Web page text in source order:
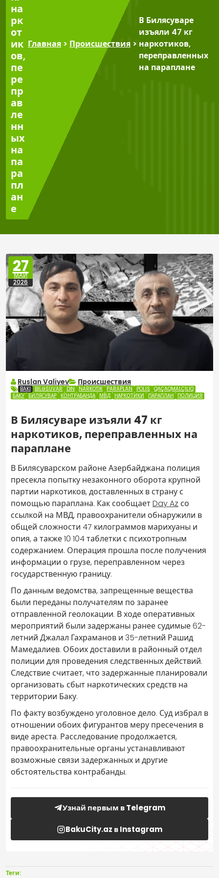
на
рк
от
ик
ов,
пе
ре
пр
ав
ле
нн
ых
на
па
ра
пл
ан
е
Главная > Происшествия >
В Билясуваре
изъяли 47 кг
наркотиков,
переправленных
на параплане
27
МАЙ
2026
Ruslan Valiyev Происшествия
BAKI BILƏSUVAR DİN NARKOTIK PARAPLAN POLIS QAÇAQMALÇILIQ
БАКУ БИЛЯСУВАР КОНТРАБАНДА МВД НАРКОТИКИ ПАРАПЛАН ПОЛИЦИЯ
В Билясуваре изъяли 47 кг
наркотиков, переправленных на
параплане
В Билясуварском районе Азербайджана полиция
пресекла попытку незаконного оборота крупной
партии наркотиков, доставленных в страну с
помощью параплана. Как сообщаетDay Az со
ссылкой на МВД, правоохранители обнаружили в
общей сложности 47 килограммов марихуаны и
опия, а также 10 104 таблетки с психотропным
содержанием. Операция прошла после получения
информации о грузе, переправленном через
государственную границу.
По данным ведомства, запрещенные вещества
были переданы получателям по заранее
отправленной геолокации. В ходе оперативных
мероприятий были задержаны ранее судимые 62-
летний Джалал Гахраманов и 35-летний Рашид
Мамедалиев. Обоих доставили в районный отдел
полиции для проведения следственных действий.
Следствие считает, что задержанные планировали
организовать сбыт наркотических средств на
территории Баку.
По факту возбуждено уголовное дело. Суд избрал в
отношении обоих фигурантов меру пресечения в
виде ареста. Расследование продолжается,
правоохранительные органы устанавливают
возможные связи задержанных и другие
обстоятельства контрабанды.
Узнай первым в Telegram
BakuCity.az в Instagram
Теги: